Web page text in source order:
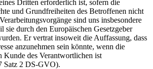
Dritten erforderlich ist, sofern die
und Grundfreiheiten des Betroffenen nicht
sind uns insbesondere
sie durch den Europäischen Gesetzgeber
Er vertrat insoweit die Auffassung, dass
anzunehmen sein könnte, wenn die
Kunde des Verantwortlichen ist
Satz 2 DS-GVO).